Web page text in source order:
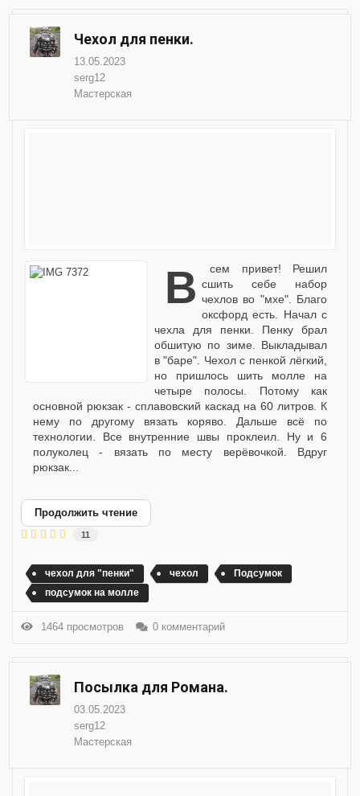
Чехол для пенки.
13.05.2023
serg12
Мастерская
Всем привет! Решил сшить себе набор
чехлов во "мхе". Благо
оксфорд есть. Начал с
чехла для пенки. Пенку брал
обшитую по зиме. Выкладывал
в "баре". Чехол с пенкой лёгкий,
но пришлось шить молле на
четыре полосы. Потому как
основной рюкзак - сплавовский каскад на 60 литров. К
нему по другому вязать коряво. Дальше всё по
технологии. Все внутренние швы проклеил. Ну и 6
полуколец - вязать по месту верёвочкой. Вдруг
рюкзак...
Продолжить чтение
11
чехол для "пенки" чехол
Подсумок
подсумок на молле
1464 просмотров 0 комментарий
Посылка для Романа.
03.05.2023
serg12
Мастерская